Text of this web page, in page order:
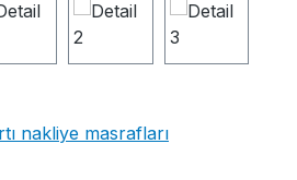
nakliye masrafları